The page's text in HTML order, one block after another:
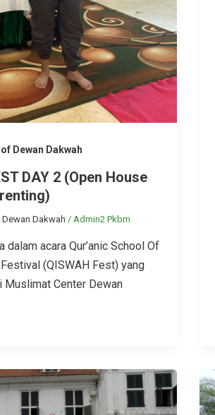
Dewan Dakwah
DAY 2 (Open House
Dakwah / Admin2 Pkbm
dalam acara Qur’anic School Of
Festival (QISWAH Fest) yang
Muslimat Center Dewan